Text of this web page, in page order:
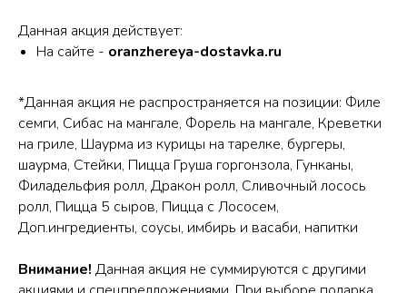
Данная акция действует:
На сайте - oranzhereya-dostavka.ru
*Данная акция не распространяется на позиции: Филе
семги, Сибас на мангале, Форель на мангале, Креветки
на гриле, Шаурма из курицы на тарелке, бургеры,
шаурма, Стейки, Пицца Груша горгонзола, Гунканы,
Филадельфия ролл, Дракон ролл, Сливочный лосось
ролл, Пицца 5 сыров, Пицца с Лососем,
Доп.ингредиенты, соусы, имбирь и васаби, напитки
Внимание! Данная акция не суммируются с другими